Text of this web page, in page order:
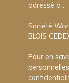
adressé à :
Société
BLOIS
Pour en